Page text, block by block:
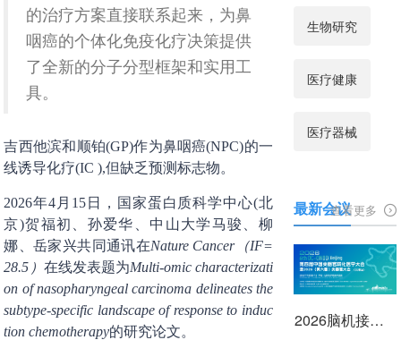
的治疗方案直接联系起来，为鼻
咽癌的个体化免疫化疗决策提供
了全新的分子分型框架和实用工
具。
吉西他滨和顺铂(GP)作为鼻咽癌(NPC)的一
线诱导化疗(IC ),但缺乏预测标志物。
2026年4月15日，国家蛋白质科学中心(北
京)贺福初、孙爱华、中山大学马骏、柳
娜、岳家兴共同通讯在Nature Cancer（IF=
28.5） 在线发表题为Multi-omic characterizati
on of nasopharyngeal carcinoma delineates the
subtype-specific landscape of response to induc
tion chemotherapy的研究论文。
生物研究
医疗健康
医疗器械
最新会议查看更多
2026脑机接口前沿技术与产业转化大会